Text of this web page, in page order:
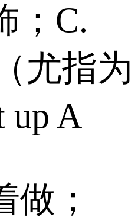
；C.
尤指为
up A
做；